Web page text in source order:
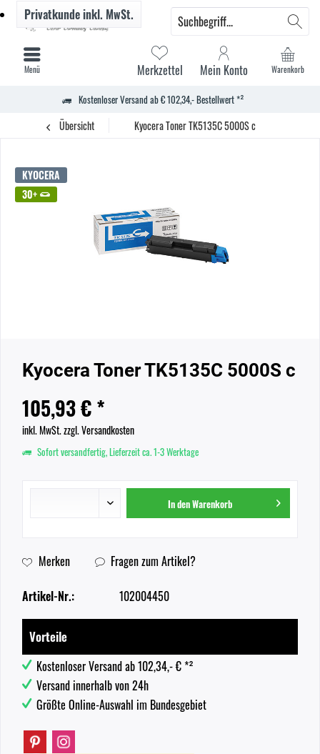
Kostenloser Versand ab € 102,34,- Bestellwert *²
Warenkorb
Merkzettel Mein Konto
Privatkundeinkl. MwSt.
Menü
Übersicht Kyocera Toner TK5135C 5000S c
KYOCERA
30+
Kyocera Toner TK5135C 5000S c
105,93 € *
inkl. MwSt.zzgl. Versandkosten
Sofort versandfertig, Lieferzeit ca. 1-3 Werktage
In denWarenkorb
Merken Fragen zum Artikel?
Artikel-Nr.: 102004450
Vorteile
Kostenloser Versand ab 102,34,- € *²
Versand innerhalb von 24h
Größte Online-Auswahl im Bundesgebiet